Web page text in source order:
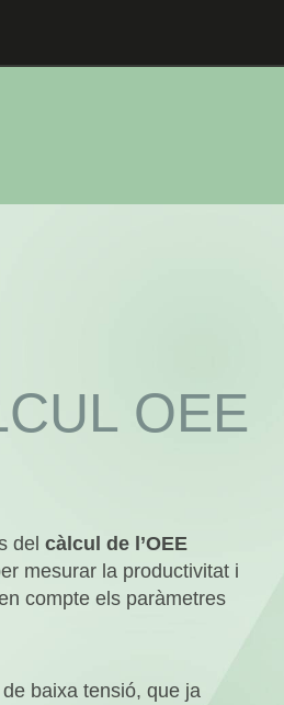
OEE
del càlcul de l’OEE
mesurar la productivitat i
compte els paràmetres
baixa tensió, que ja